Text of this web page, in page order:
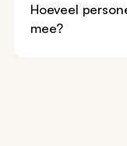
Hoeveel
mee?